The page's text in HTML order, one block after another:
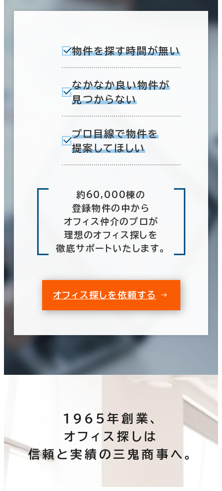
物件を探す時間が無い
なかなか良い物件が
見つからない
プロ目線で物件を
提案してほしい
約60,000棟の
登録物件の中から
オフィス仲介のプロが
理想のオフィス探しを
徹底サポートいたします。
オフィス探しを依頼する
1965年創業、
オフィス探しは
信頼と実績の三鬼商事へ。